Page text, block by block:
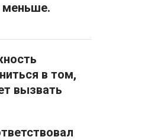
меньше.
в том,
вызвать